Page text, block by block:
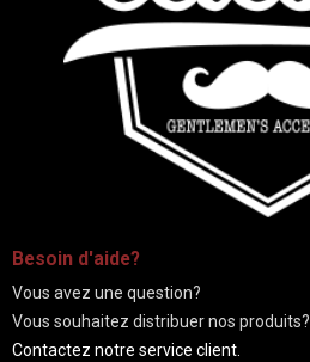
Besoin d'aide?
Vous avez une question?
Vous souhaitez distribuer nos produits?
Contactez notre service client.